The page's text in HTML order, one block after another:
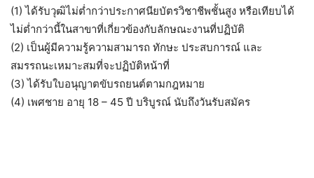
(1) ได้รับวุฒิไม่ต่ำกว่าประกาศนียบัตรวิชาชีพชั้นสูง หรือเทียบได้
ไม่ต่ำกว่านี้ในสาขาที่เกี่ยวข้องกับลักษณะงานที่ปฏิบัติ
(2) เป็นผู้มีความรู้ความสามารถ ทักษะ ประสบการณ์ และ
สมรรถนะเหมาะสมที่จะปฏิบัติหน้าที่
(3) ได้รับใบอนุญาตขับรถยนต์ตามกฎหมาย
(4) เพศชาย อายุ 18 – 45 ปี บริบูรณ์ นับถึงวันรับสมัคร